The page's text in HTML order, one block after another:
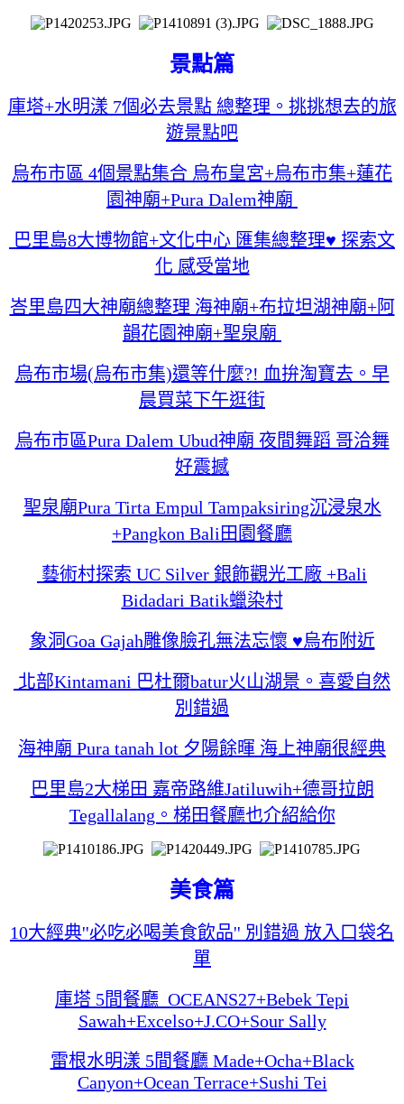
景點篇
庫塔+水明漾 7個必去景點 總整理。挑挑想去的旅
遊景點吧
烏布市區 4個景點集合 烏布皇宮+烏布市集+蓮花
園神廟+Pura Dalem神廟
巴里島8大博物館+文化中心 匯集總整理♥ 探索文
化 感受當地
峇里島四大神廟總整理 海神廟+布拉坦湖神廟+阿
韻花園神廟+聖泉廟
烏布市場(烏布市集)還等什麼?! 血拚淘寶去。早
晨買菜下午逛街
烏布市區Pura Dalem Ubud神廟 夜間舞蹈 哥洽舞
好震撼
聖泉廟Pura Tirta Empul Tampaksiring沉浸泉水
+Pangkon Bali田園餐廳
藝術村探索 UC Silver 銀飾觀光工廠 +Bali
Bidadari Batik蠟染村
象洞Goa Gajah雕像臉孔無法忘懷 ♥烏布附近
北部Kintamani 巴杜爾batur火山湖景。喜愛自然
別錯過
海神廟 Pura tanah lot 夕陽餘暉 海上神廟很經典
巴里島2大梯田 嘉帝路維Jatiluwih+德哥拉朗
Tegallalang。梯田餐廳也介紹給你
美食篇
10大經典''必吃必喝美食飲品'' 別錯過 放入口袋名
單
庫塔 5間餐廳 OCEANS27+Bebek Tepi
Sawah+Excelso+J.CO+Sour Sally
雷根水明漾 5間餐廳 Made+Ocha+Black
Canyon+Ocean Terrace+Sushi Tei